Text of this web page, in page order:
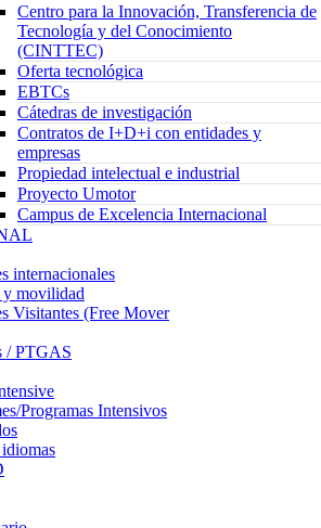
Centro para la Innovación, Transferencia de
Tecnología y del Conocimiento
(CINTTEC)
Oferta tecnológica
EBTCs
Cátedras de investigación
Contratos de I+D+i con entidades y
empresas
Propiedad intelectual e industrial
Proyecto Umotor
Campus de Excelencia Internacional
internacionales
y movilidad
Visitantes (Free Mover
/ PTGAS
Programas Intensivos